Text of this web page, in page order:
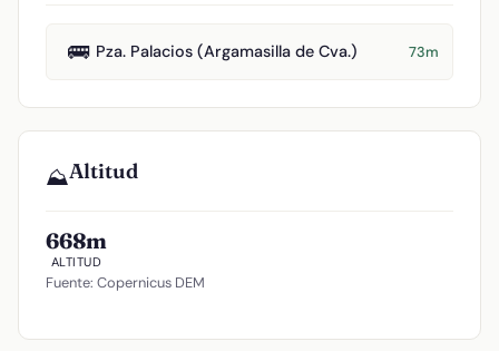
🚌 Pza. Palacios (Argamasilla de Cva.) 73m
⛰️Altitud
668m
ALTITUD
Fuente: Copernicus DEM